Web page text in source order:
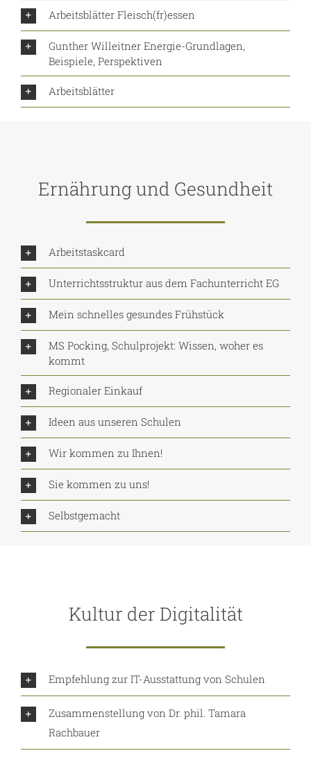
Arbeitsblätter Fleisch(fr)essen
Gunther Willeitner Energie-Grundlagen,
Beispiele, Perspektiven
Arbeitsblätter
Ernährung und Gesundheit
Arbeitstaskcard
Unterrichtsstruktur aus dem Fachunterricht EG
Mein schnelles gesundes Frühstück
MS Pocking, Schulprojekt: Wissen, woher es
kommt
Regionaler Einkauf
Ideen aus unseren Schulen
Wir kommen zu Ihnen!
Sie kommen zu uns!
Selbstgemacht
Kultur der Digitalität
Empfehlung zur IT-Ausstattung von Schulen
Zusammenstellung von Dr. phil. Tamara
Rachbauer